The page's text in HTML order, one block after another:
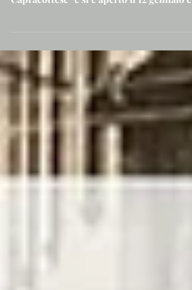
la sedicesima "Merenda letteraria", svoltasi
nei locali della Società di Mutuo soccorso
dei Pastori e Artigiani, mentre fuori
imperversava un clima himalayano...